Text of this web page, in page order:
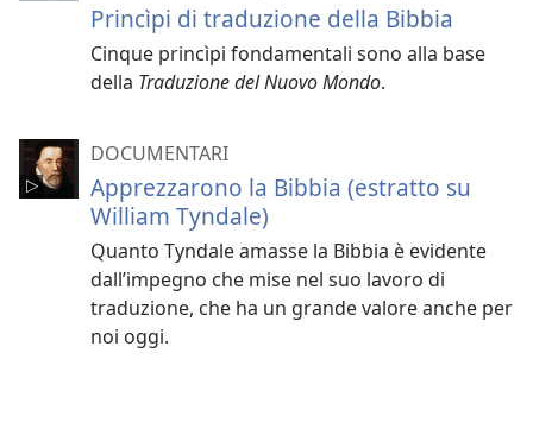
Princìpi di traduzione della Bibbia
Cinque princìpi fondamentali sono alla base
della Traduzione del Nuovo Mondo.
DOCUMENTARI
Apprezzarono la Bibbia (estratto su
William Tyndale)
Quanto Tyndale amasse la Bibbia è evidente
dall’impegno che mise nel suo lavoro di
traduzione, che ha un grande valore anche per
noi oggi.